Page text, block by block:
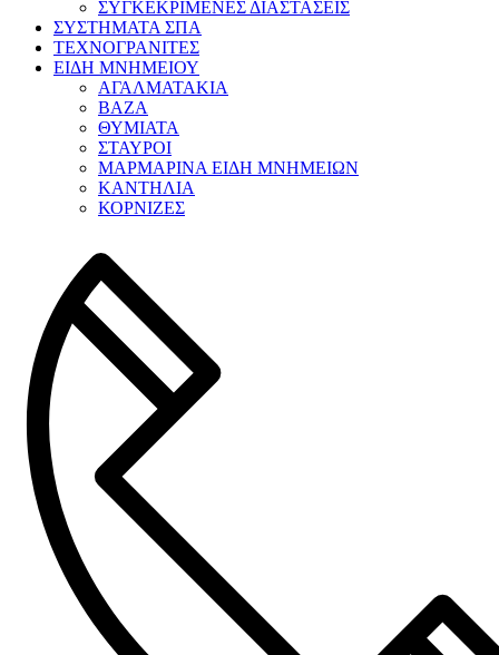
ΣΥΓΚΕΚΡΙΜΕΝΕΣ ΔΙΑΣΤΑΣΕΙΣ
ΣΥΣΤΗΜΑΤΑ ΣΠΑ
ΤΕΧΝΟΓΡΑΝΙΤΕΣ
ΕΙΔΗ ΜΝΗΜΕΙΟΥ
ΑΓΑΛΜΑΤΑΚΙΑ
ΒΑΖΑ
ΘΥΜΙΑΤΑ
ΣΤΑΥΡΟΙ
ΜΑΡΜΑΡΙΝΑ ΕΙΔΗ ΜΝΗΜΕΙΩΝ
ΚΑΝΤΗΛΙΑ
ΚΟΡΝΙΖΕΣ